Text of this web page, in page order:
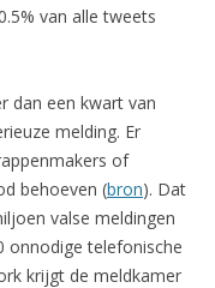
van alle tweets
dan een kwart van
melding. Er
of
behoeven (bron). Dat
valse meldingen
onnodige telefonische
krijgt de meldkamer